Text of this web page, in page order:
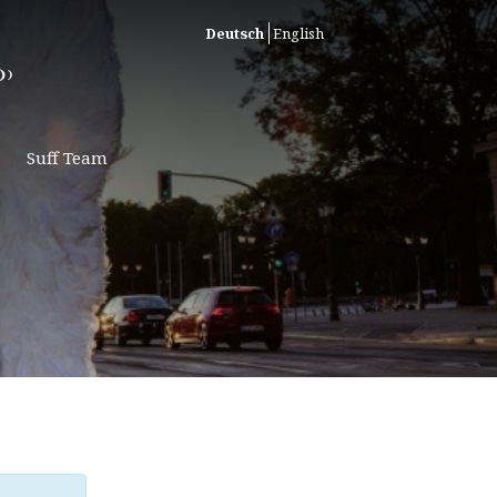
Deutsch English
Suff Team